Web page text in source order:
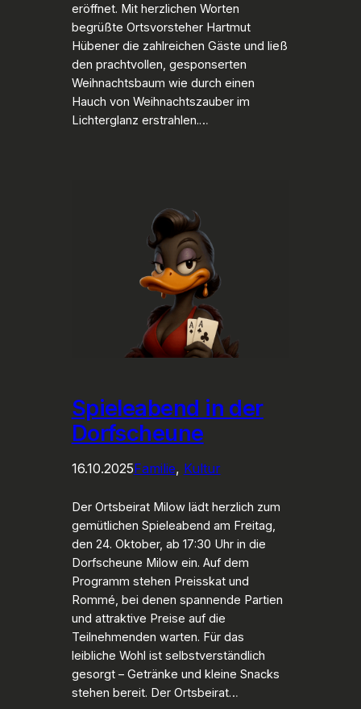
eröffnet. Mit herzlichen Worten
begrüßte Ortsvorsteher Hartmut
Hübener die zahlreichen Gäste und ließ
den prachtvollen, gesponserten
Weihnachtsbaum wie durch einen
Hauch von Weihnachtszauber im
Lichterglanz erstrahlen.…
Spieleabend in der
Dorfscheune
16.10.2025Familie, Kultur
Der Ortsbeirat Milow lädt herzlich zum
gemütlichen Spieleabend am Freitag,
den 24. Oktober, ab 17:30 Uhr in die
Dorfscheune Milow ein. Auf dem
Programm stehen Preisskat und
Rommé, bei denen spannende Partien
und attraktive Preise auf die
Teilnehmenden warten. Für das
leibliche Wohl ist selbstverständlich
gesorgt – Getränke und kleine Snacks
stehen bereit. Der Ortsbeirat…